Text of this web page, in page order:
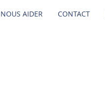
NOUS AIDER CONTACT